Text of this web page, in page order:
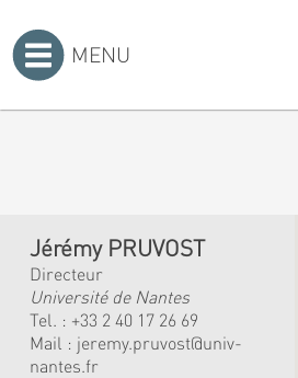
MENU
Jérémy PRUVOST
Directeur
Université de Nantes
Tel. : +33 2 40 17 26 69
Mail : jeremy.pruvost@univ-
nantes.fr